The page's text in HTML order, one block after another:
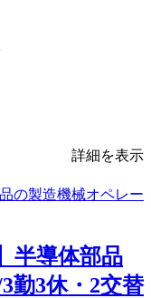
詳細を表示
半導体部品
勤3休・2交替